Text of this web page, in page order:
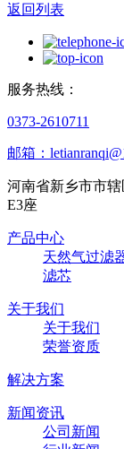
返回列表
服务热线：
0373-2610711
邮箱：
河南省新乡市市辖
E3座
产品中心
天然气过滤
滤芯
关于我们
关于我们
荣誉资质
解决方案
新闻资讯
公司新闻